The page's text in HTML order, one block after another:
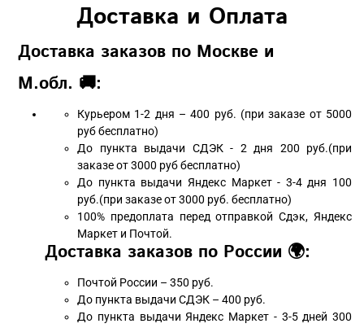
Доставка и Оплата
Доставка заказов по Москве и
М.обл. 🚚:
Курьером 1-2 дня – 400 руб. (при заказе от 5000
руб бесплатно)
До пункта выдачи СДЭК - 2 дня 200 руб.(при
заказе от 3000 руб бесплатно)
До пункта выдачи Яндекс Маркет - 3-4 дня 100
руб.(при заказе от 3000 руб. бесплатно)
100% предоплата перед отправкой Сдэк, Яндекс
Маркет и Почтой.
Доставка заказов по России 🌍:
Почтой России – 350 руб.
До пункта выдачи СДЭК – 400 руб.
До пункта выдачи Яндекс Маркет - 3-5 дней 300